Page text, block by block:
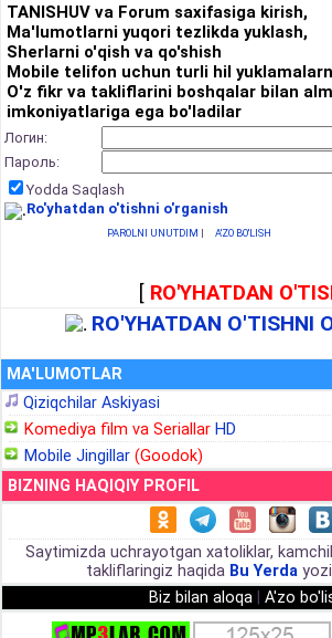
TANISHUV va Forum saxifasiga kirish,
Ma'lumotlarni yuqori tezlikda yuklash,
Sherlarni o'qish va qo'shish
Mobile telifon uchun turli hil
O'z fikr va takliflarini boshqalar bilan
imkoniyatlariga ega bo'ladilar
Логин:
Пароль:
Yodda Saqlash
Ro'yhatdan o'tishni o'rganish
PAROLNI UNUTDIM | A'ZO BO'LISH
[ RO'YHATDAN
RO'YHATDAN O'TISHNI
MA'LUMOTLAR
Qiziqchilar Askiyasi
Komediya film va Seriallar HD
Mobile Jingillar (Goodok)
BIZNING HAQIQIY PROFIL
Saytimizda uchrayotgan xatoliklar,
takliflaringiz haqida Bu Yerda
Biz bilan aloqa
A'zo